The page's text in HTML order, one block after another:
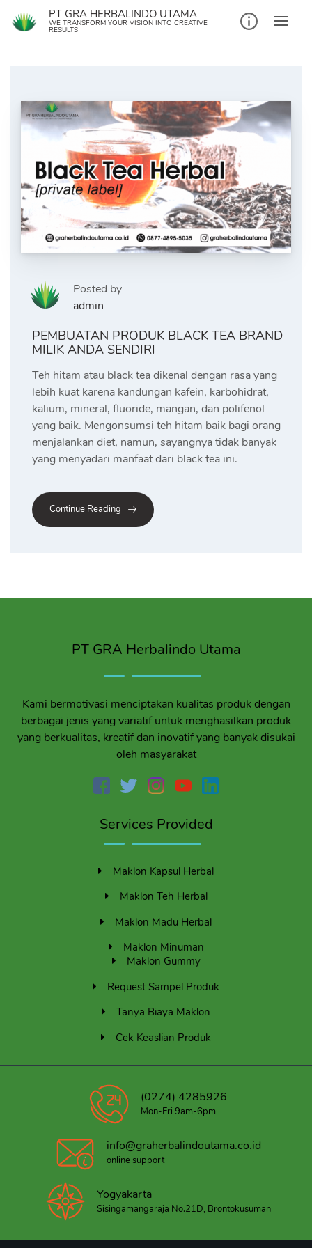
PT GRA HERBALINDO UTAMA
WE TRANSFORM YOUR VISION INTO CREATIVE
RESULTS
Posted by
admin
PEMBUATAN PRODUK BLACK TEA BRAND
MILIK ANDA SENDIRI
Teh hitam atau black tea dikenal dengan rasa yang
lebih kuat karena kandungan kafein, karbohidrat,
kalium, mineral, fluoride, mangan, dan polifenol
yang baik. Mengonsumsi teh hitam baik bagi orang
menjalankan diet, namun, sayangnya tidak banyak
yang menyadari manfaat dari black tea ini.
Continue Reading
PT GRA Herbalindo Utama
Kami bermotivasi menciptakan kualitas produk dengan
berbagai jenis yang variatif untuk menghasilkan produk
yang berkualitas, kreatif dan inovatif yang banyak disukai
oleh masyarakat
Services Provided
Maklon Kapsul Herbal
Maklon Teh Herbal
Maklon Madu Herbal
Maklon Minuman
Maklon Gummy
Request Sampel Produk
Tanya Biaya Maklon
Cek Keaslian Produk
(0274) 4285926
Mon-Fri 9am-6pm
info@graherbalindoutama.co.id
online support
Yogyakarta
Sisingamangaraja No.21D, Brontokusuman